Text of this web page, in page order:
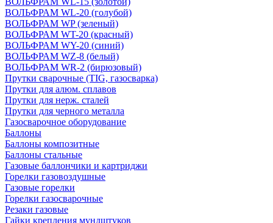
ВОЛЬФРАМ WL-20 (голубой)
ВОЛЬФРАМ WP (зеленый)
ВОЛЬФРАМ WT-20 (красный)
ВОЛЬФРАМ WY-20 (синий)
ВОЛЬФРАМ WZ-8 (белый)
ВОЛЬФРАМ WR-2 (бирюзовый)
Прутки сварочные (TIG, газосварка)
Прутки для алюм. сплавов
Прутки для нерж. сталей
Прутки для черного металла
Газосварочное оборудование
Баллоны
Баллоны композитные
Баллоны стальные
Газовые баллончики и картриджи
Горелки газовоздушные
Газовые горелки
Горелки газосварочные
Резаки газовые
Гайки крепления мундштуков